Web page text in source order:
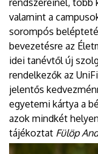
valamint a
sorompós
bevezetésre az
idei tanévtől új
rendelkezők az
jelentős
egyetemi kártya a
azok mindkét
tájékoztat Fülöp